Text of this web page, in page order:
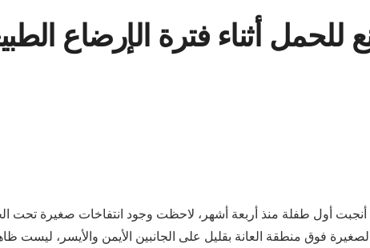
أثناء فترة الإرضاع
متزوجة، عمري 23 سنة، أنجبت أول طفلة منذ أربعة أشهر، لاحظت وجود انتفاخات صغيرة تحت
فوق منطقة العانة بقليل على الجانبين الأيمن والأيسر، ليست